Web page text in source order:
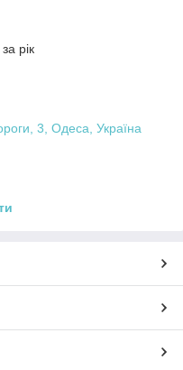
рік
3, Одеса, Україна